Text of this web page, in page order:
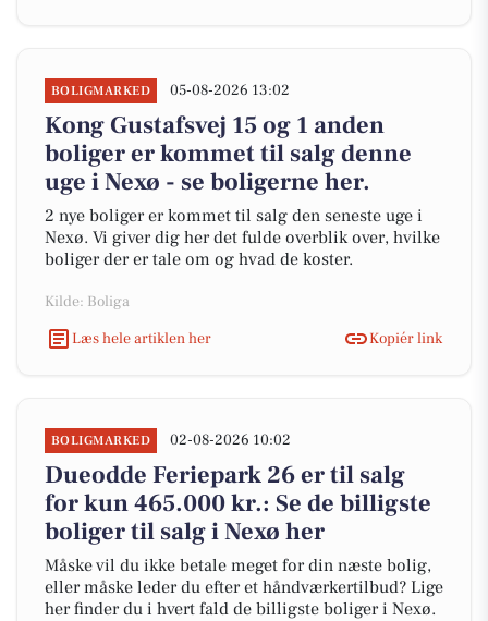
BOLIGMARKED 05-08-2026 13:02
Kong Gustafsvej 15 og 1 anden
boliger er kommet til salg denne
uge i Nexø - se boligerne her.
2 nye boliger er kommet til salg den seneste uge i
Nexø. Vi giver dig her det fulde overblik over, hvilke
boliger der er tale om og hvad de koster.
Kilde: Boliga
Læs hele artiklen her
Kopiér link
BOLIGMARKED 02-08-2026 10:02
Dueodde Feriepark 26 er til salg
for kun 465.000 kr.: Se de billigste
boliger til salg i Nexø her
Måske vil du ikke betale meget for din næste bolig,
eller måske leder du efter et håndværkertilbud? Lige
her finder du i hvert fald de billigste boliger i Nexø.